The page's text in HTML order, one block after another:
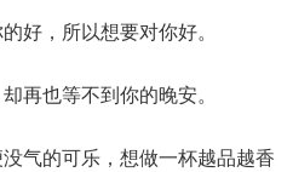
好，所以想要对你好。
再也等不到你的晚安。
气的可乐，想做一杯越品越香